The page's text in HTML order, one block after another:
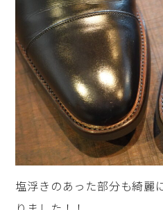
塩浮きのあった部分も綺麗